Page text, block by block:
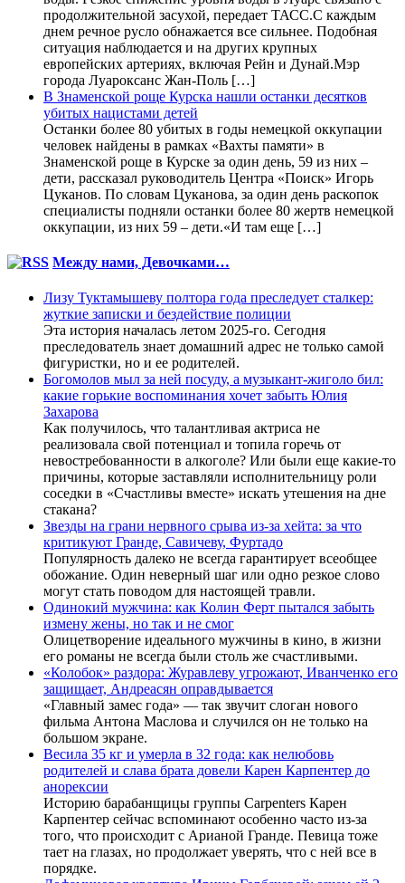
продолжительной засухой, передает ТАСС.С каждым
днем речное русло обнажается все сильнее. Подобная
ситуация наблюдается и на других крупных
европейских артериях, включая Рейн и Дунай.Мэр
города Луароксанс Жан-Поль […]
В Знаменской роще Курска нашли останки десятков
убитых нацистами детей
Останки более 80 убитых в годы немецкой оккупации
человек найдены в рамках «Вахты памяти» в
Знаменской роще в Курске за один день, 59 из них –
дети, рассказал руководитель Центра «Поиск» Игорь
Цуканов. По словам Цуканова, за один день раскопок
специалисты подняли останки более 80 жертв немецкой
оккупации, из них 59 – дети.«И там еще […]
Между нами, Девочками…
Лизу Туктамышеву полтора года преследует сталкер:
жуткие записки и бездействие полиции
Эта история началась летом 2025-го. Сегодня
преследователь знает домашний адрес не только самой
фигуристки, но и ее родителей.
Богомолов мыл за ней посуду, а музыкант-жиголо бил:
какие горькие воспоминания хочет забыть Юлия
Захарова
Как получилось, что талантливая актриса не
реализовала свой потенциал и топила горечь от
невостребованности в алкоголе? Или были еще какие-то
причины, которые заставляли исполнительницу роли
соседки в «Счастливы вместе» искать утешения на дне
стакана?
Звезды на грани нервного срыва из-за хейта: за что
критикуют Гранде, Савичеву, Фуртадо
Популярность далеко не всегда гарантирует всеобщее
обожание. Один неверный шаг или одно резкое слово
могут стать поводом для настоящей травли.
Одинокий мужчина: как Колин Ферт пытался забыть
измену жены, но так и не смог
Олицетворение идеального мужчины в кино, в жизни
его романы не всегда были столь же счастливыми.
«Колобок» раздора: Журавлеву угрожают, Иванченко его
защищает, Андреасян оправдывается
«Главный замес года» — так звучит слоган нового
фильма Антона Маслова и случился он не только на
большом экране.
Весила 35 кг и умерла в 32 года: как нелюбовь
родителей и слава брата довели Карен Карпентер до
анорексии
Историю барабанщицы группы Carpenters Карен
Карпентер сейчас вспоминают особенно часто из-за
того, что происходит с Арианой Гранде. Певица тоже
тает на глазах, но продолжает уверять, что с ней все в
порядке.